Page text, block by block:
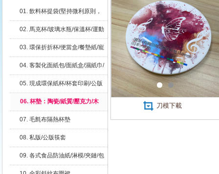
01. 飲料杯提袋(堅持微利原則，
02. 馬克杯/玻璃水瓶/保溫杯/運動
03. 環保折折杯/便當盒/餐墊紙/寵
04. 客製化面紙包/面紙盒/濕紙巾/
05. 現成環保紙杯/杯套印刷/公版
咖啡杯套/攪拌棒
06. 杯墊：陶瓷/紙質/壓克力/木
07. 毛氈布隔熱杯墊
08. 私版/公版筷套
09. 各式食品防油紙/淋模/夾鏈/包
刀模下載